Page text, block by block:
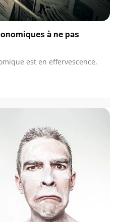
à ne pas
est en effervescence,